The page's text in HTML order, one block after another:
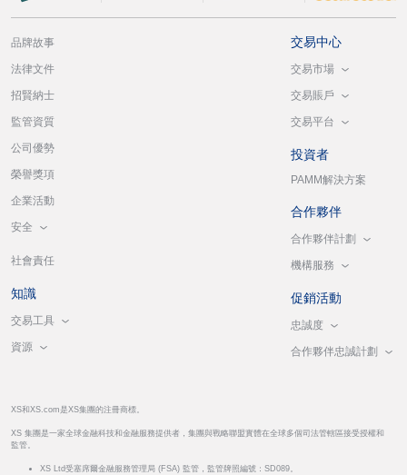
品牌故事
法律文件
招賢納士
監管資質
公司優勢
榮譽獎項
企業活動
安全
社會責任
知識
交易工具
資源
交易中心
交易市場
交易賬戶
交易平台
投資者
PAMM解決方案
合作夥伴
合作夥伴計劃
機構服務
促銷活動
忠誠度
合作夥伴忠誠計劃
XS和XS.com是XS集團的注冊商標。
XS 集團是一家全球金融科技和金融服務提供者，集團與戰略聯盟實體在全球多個司法管轄區接受授權和
監管。
XS Ltd受塞席爾金融服務管理局 (FSA) 監管，監管牌照編號：SD089。